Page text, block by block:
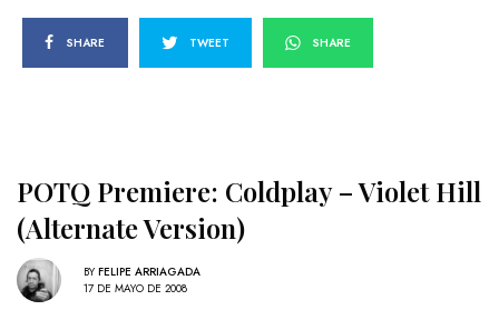
SHARE TWEET SHARE
POTQ Premiere: Coldplay – Violet Hill
(Alternate Version)
BY FELIPE ARRIAGADA
17 DE MAYO DE 2008